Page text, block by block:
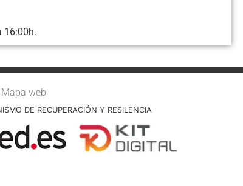
16:00h.
Mapa web
DE RECUPERACIÓN Y RESILENCIA